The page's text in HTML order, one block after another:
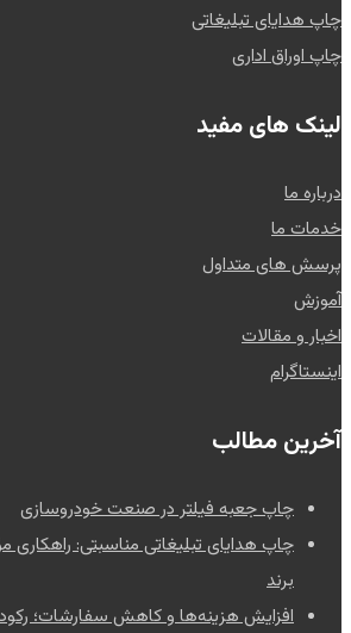
چاپ هدایای تبلیغاتی
چاپ اوراق اداری
لینک های مفید
درباره ما
خدمات ما
پرسش های متداول
آموزش
اخبار و مقالات
اینستاگرام
آخرین مطالب
چاپ جعبه فیلتر در صنعت خودروسازی
چاپ هدایای تبلیغاتی مناسبتی: راهکاری
برند
افزایش هزینه‌ها و کاهش سفارشات؛